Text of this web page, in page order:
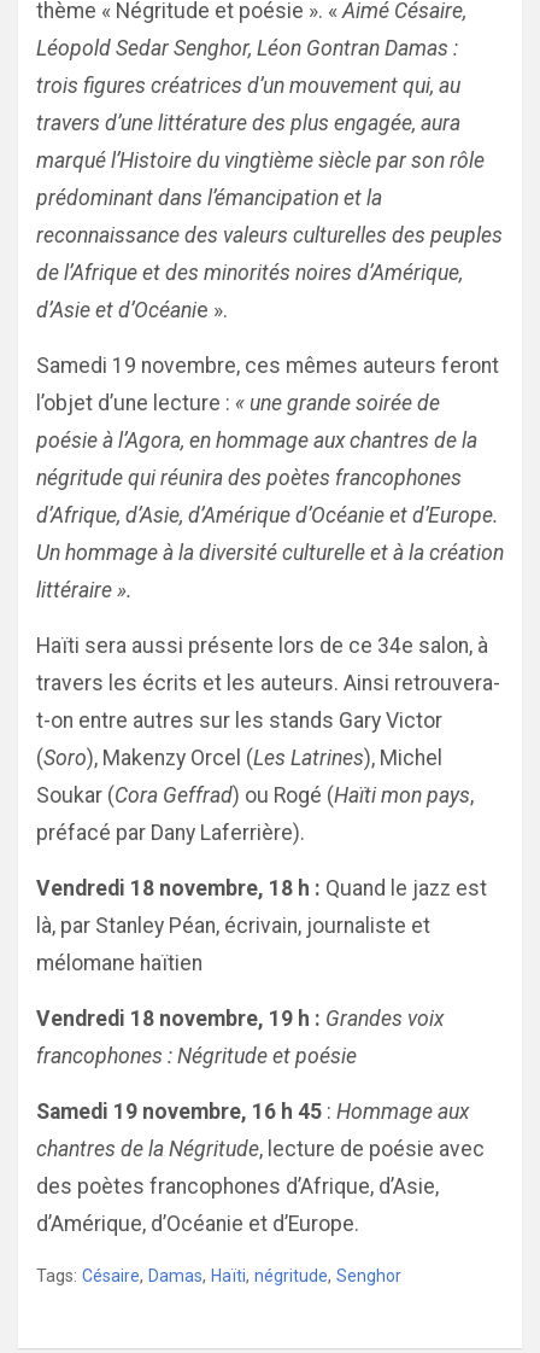
thème « Négritude et poésie ». «Aimé Césaire,
Léopold Sedar Senghor, Léon Gontran Damas :
trois figures créatrices d’un mouvement qui, au
travers d’une littérature des plus engagée, aura
marqué l’Histoire du vingtième siècle par son rôle
prédominant dans l’émancipation et la
reconnaissance des valeurs culturelles des peuples
de l’Afrique et des minorités noires d’Amérique,
d’Asie et d’Océanie ».
Samedi 19 novembre, ces mêmes auteurs feront
l’objet d’une lecture : « une grande soirée de
poésie à l’Agora, en hommage aux chantres de la
négritude qui réunira des poètes francophones
d’Afrique, d’Asie, d’Amérique d’Océanie et d’Europe.
Un hommage à la diversité culturelle et à la création
littéraire ».
Haïti sera aussi présente lors de ce 34e salon, à
travers les écrits et les auteurs. Ainsi retrouvera-
t-on entre autres sur les stands Gary Victor
(Soro), Makenzy Orcel (Les Latrines), Michel
Soukar (Cora Geffrad) ou Rogé (Haïti mon pays,
préfacé par Dany Laferrière).
Vendredi 18 novembre, 18 h : Quand le jazz est
là, par Stanley Péan, écrivain, journaliste et
mélomane haïtien
Vendredi 18 novembre, 19 h : Grandes voix
francophones : Négritude et poésie
Samedi 19 novembre, 16 h 45 : Hommage aux
chantres de la Négritude, lecture de poésie avec
des poètes francophones d’Afrique, d’Asie,
d’Amérique, d’Océanie et d’Europe.
Tags: Césaire, Damas, Haïti, négritude, Senghor